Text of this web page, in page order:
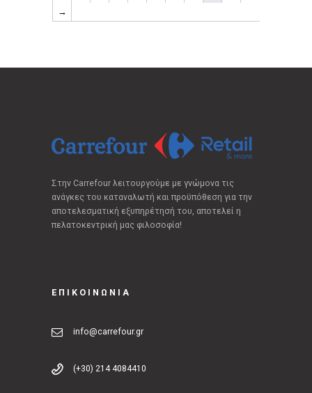
→
Στην Carrefour λειτουργούμε με γνώμονα τις
ανάγκες του καταναλωτή και προϋπόθεση για την
αποτελεσματική εξυπηρέτησή του, αποτελεί η
πελατοκεντρική μας φιλοσοφία!
ΕΠΙΚΟΙΝΩΝΙΑ
info@carrefour.gr
(+30) 214 4084410